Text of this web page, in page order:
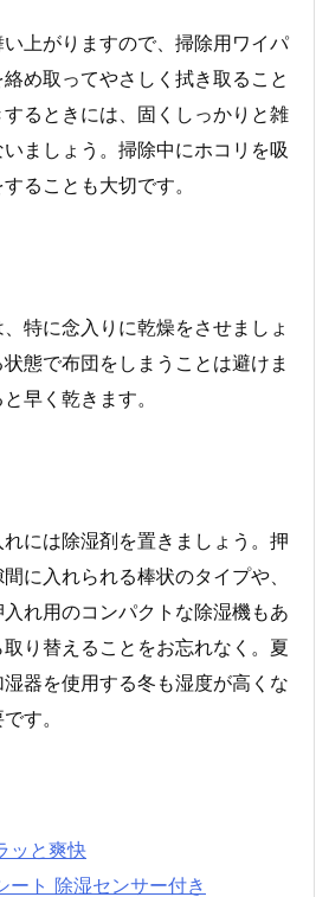
上がりますので、掃除用ワイパ
め取ってやさしく拭き取ること
るときには、固くしっかりと雑
ましょう。掃除中にホコリを吸
ることも大切です。
特に念入りに乾燥をさせましょ
態で布団をしまうことは避けま
早く乾きます。
には除湿剤を置きましょう。押
に入れられる棒状のタイプや、
れ用のコンパクトな除湿機もあ
り替えることをお忘れなく。夏
器を使用する冬も湿度が高くな
す。
ッと爽快
ート 除湿センサー付き